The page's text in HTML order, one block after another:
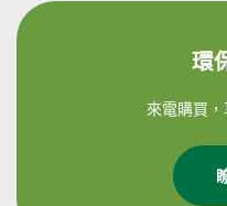
環
來電購買，